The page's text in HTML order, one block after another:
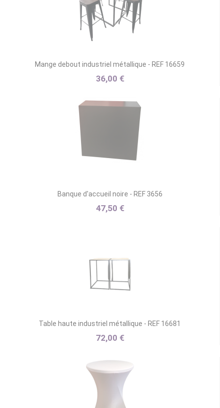
Mange debout industriel métallique - REF 16659
36,00 €
Banque d'accueil noire - REF 3656
47,50 €
Table haute industriel métallique - REF 16681
72,00 €